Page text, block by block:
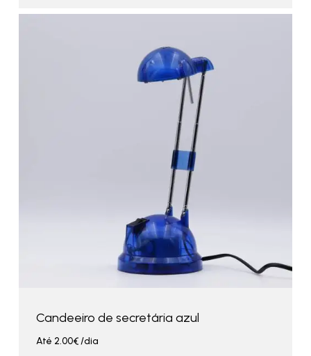
Candeeiro de secretária azul
Até 2.00€/dia